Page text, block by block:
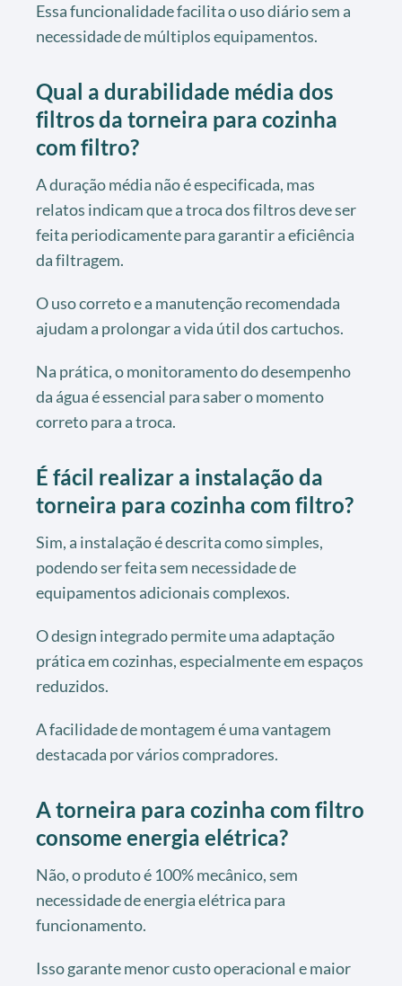
Essa funcionalidade facilita o uso diário sem a
necessidade de múltiplos equipamentos.
Qual a durabilidade média dos
filtros da torneira para cozinha
com filtro?
A duração média não é especificada, mas
relatos indicam que a troca dos filtros deve ser
feita periodicamente para garantir a eficiência
da filtragem.
O uso correto e a manutenção recomendada
ajudam a prolongar a vida útil dos cartuchos.
Na prática, o monitoramento do desempenho
da água é essencial para saber o momento
correto para a troca.
É fácil realizar a instalação da
torneira para cozinha com filtro?
Sim, a instalação é descrita como simples,
podendo ser feita sem necessidade de
equipamentos adicionais complexos.
O design integrado permite uma adaptação
prática em cozinhas, especialmente em espaços
reduzidos.
A facilidade de montagem é uma vantagem
destacada por vários compradores.
A torneira para cozinha com filtro
consome energia elétrica?
Não, o produto é 100% mecânico, sem
necessidade de energia elétrica para
funcionamento.
Isso garante menor custo operacional e maior